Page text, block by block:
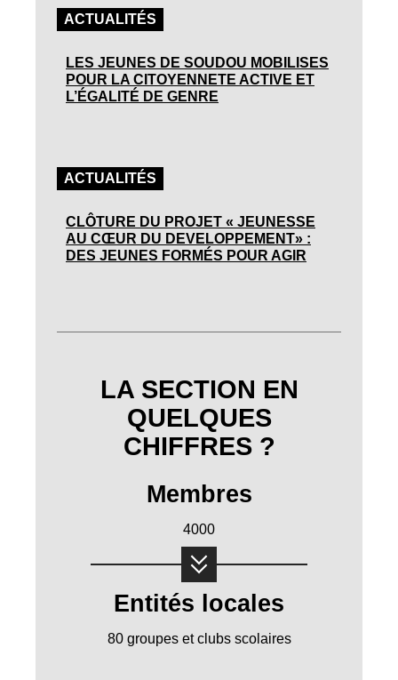
ACTUALITÉS
LES JEUNES DE SOUDOU MOBILISES
POUR LA CITOYENNETE ACTIVE ET
L’ÉGALITÉ DE GENRE
ACTUALITÉS
CLÔTURE DU PROJET « JEUNESSE
AU CŒUR DU DEVELOPPEMENT» :
DES JEUNES FORMÉS POUR AGIR
LA SECTION EN
QUELQUES
CHIFFRES ?
Membres
4000
Entités locales
80 groupes et clubs scolaires